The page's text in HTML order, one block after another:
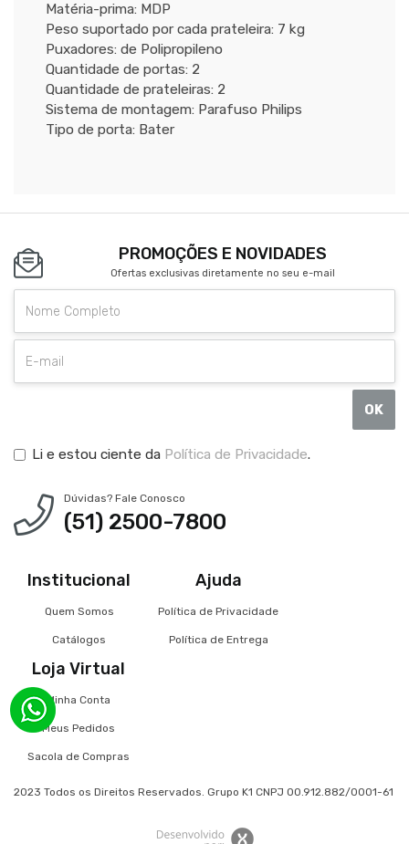
Matéria-prima: MDP
Peso suportado por cada prateleira: 7 kg
Puxadores: de Polipropileno
Quantidade de portas: 2
Quantidade de prateleiras: 2
Sistema de montagem: Parafuso Philips
Tipo de porta: Bater
PROMOÇÕES E NOVIDADES
Ofertas exclusivas diretamente no seu e-mail
OK
Li e estou ciente da Política de Privacidade.
Dúvidas? Fale Conosco
(51) 2500-7800
Institucional
Quem Somos
Catálogos
Ajuda
Política de Privacidade
Política de Entrega
Loja Virtual
Minha Conta
Meus Pedidos
Sacola de Compras
2023 Todos os Direitos Reservados. Grupo K1 CNPJ 00.912.882/0001-61